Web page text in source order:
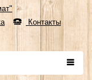
Контакты